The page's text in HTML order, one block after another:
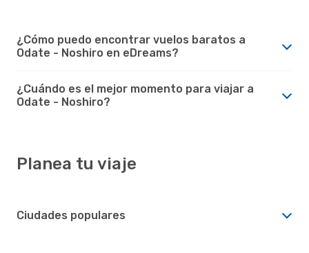
¿Cómo puedo encontrar vuelos baratos a
Odate - Noshiro en eDreams?
¿Cuándo es el mejor momento para viajar a
Odate - Noshiro?
Planea tu viaje
Ciudades populares